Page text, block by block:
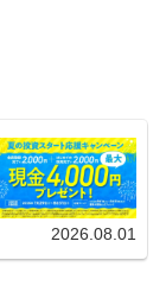
2026.08.01